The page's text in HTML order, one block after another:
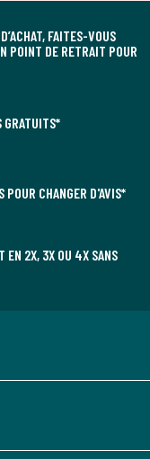
FAITES-VOUS
POINT DE RETRAIT POUR
GRATUITS*
POUR CHANGER D'AVIS*
EN 2X, 3X OU 4X SANS